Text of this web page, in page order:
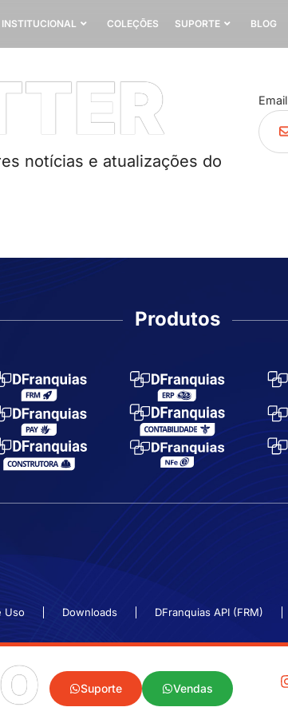
INSTITUCIONAL COLEÇÕES SUPORTE BLOG
notícias e atualizações do
Email
Produtos
Uso Downloads DFranquias API (FRM)
Suporte Vendas